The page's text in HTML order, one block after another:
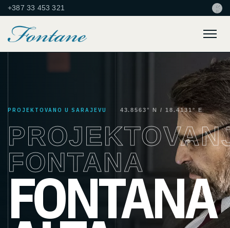
+387 33 453 321
PROJEKTOVANO U SARAJEVU 43.8563° N / 18.4131° E
FONTANA
FONTANA